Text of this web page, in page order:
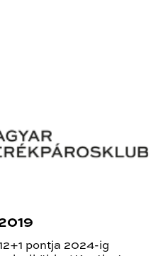
pontja 2024-ig